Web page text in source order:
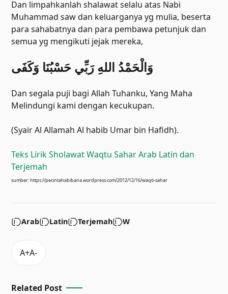
Dan limpahkanlah shalawat selalu atas Nabi
Muhammad saw dan keluarganya yg mulia, beserta
para sahabatnya dan para pembawa petunjuk dan
semua yg mengikuti jejak mereka,
ﻭَﺍﻟْﺤَﻤْﺪُ ﺍﻟﻠﻪِ ﺭَﺑِّﻲ ﺣَﺴْﺒُﻨَﺎ ﻭَﻛَﻔَﻰ
Dan segala puji bagi Allah Tuhanku, Yang Maha
Melindungi kami dengan kecukupan.
(Syair Al Allamah Al habib Umar bin Hafidh).
Teks Lirik Sholawat Waqtu Sahar Arab Latin dan
Terjemah
sumber: https://pecintahabibana.wordpress.com/2012/12/16/waqti-sahar
Arab Latin Terjemah W
Related Post